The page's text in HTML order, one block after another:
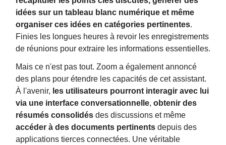
idées sur un tableau blanc numérique et même
organiser ces idées en catégories pertinentes.
Finies les longues heures à revoir les enregistrements
de réunions pour extraire les informations essentielles.
Mais ce n'est pas tout. Zoom a également annoncé
des plans pour étendre les capacités de cet assistant.
À l'avenir, les utilisateurs pourront interagir avec lui
via une interface conversationnelle, obtenir des
résumés consolidés des discussions et même
accéder à des documents pertinents depuis des
applications tierces connectées. Une véritable